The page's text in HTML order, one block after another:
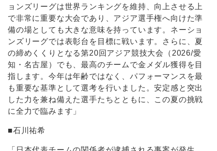
ョンズリーグは世界ランキングを維持、向上させる上
で非常に重要な大会であり、アジア選手権へ向けた準
備の場としても大きな意味を持っています。ネーショ
ンズリーグでは表彰台を目標に戦います。さらに、夏
の締めくくりとなる第20回アジア競技大会（2026/愛
知・名古屋）でも、最高のチームで金メダル獲得を目
指します。今年は年齢ではなく、パフォーマンスを最
も重要な基準として選考を行いました。安定感と突出
した力を兼ね備えた選手たちとともに、この夏の挑戦
に全力で臨みます」
■石川祐希